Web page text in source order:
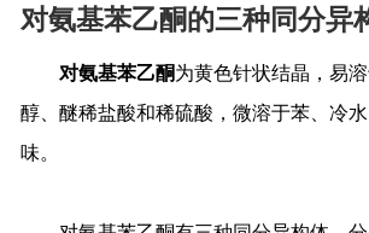
对氨基苯乙酮的三种同分异
对氨基苯乙酮为黄色针状结晶，易
醇、醚稀盐酸和稀硫酸，微溶于苯、冷
味。